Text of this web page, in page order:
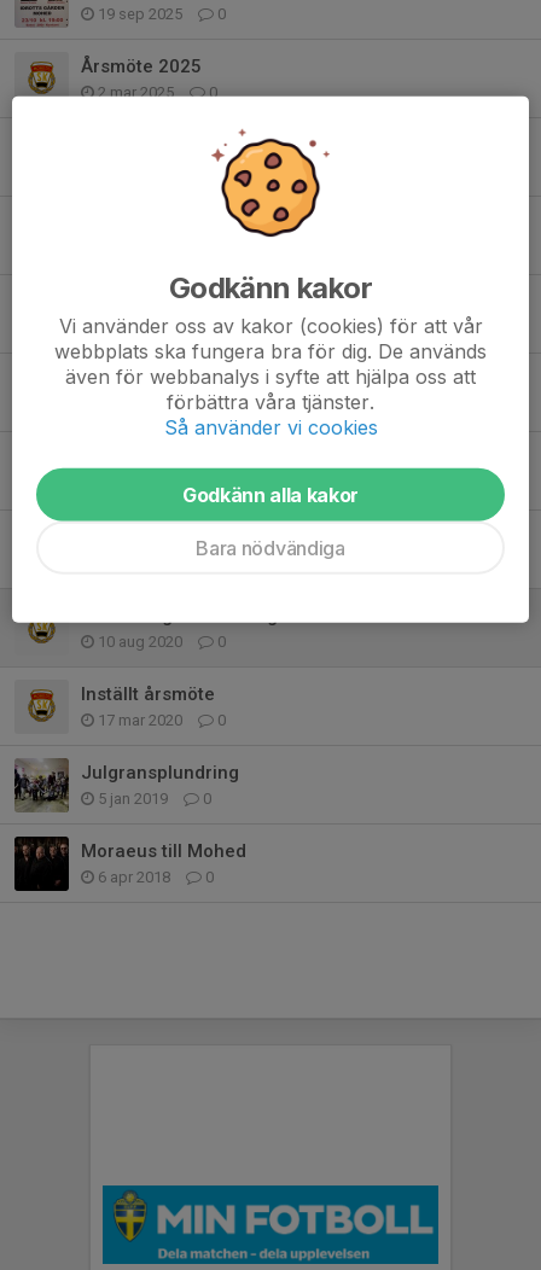
19 sep 2025 0
Årsmöte 2025
2 mar 2025 0
Blues & Rockafton på Idrottsgården
Medlem 2024
26 mar 2024 0
Julmarknad
3 nov 2023 0
0
Nya priser för 2023
10 aug 2020 0
Inställt årsmöte
17 mar 2020 0
Julgransplundring
5 jan 2019 0
Moraeus till Mohed
6 apr 2018 0
Godkänn kakor
Vi använder oss av kakor (cookies) för att vår
webbplats ska fungera bra för dig. De används
även för webbanalys i syfte att hjälpa oss att
förbättra våra tjänster.
Så använder vi cookies
Godkänn alla kakor
Bara nödvändiga